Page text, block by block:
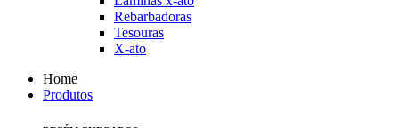
Rebarbadoras
Tesouras
X-ato
Home
Produtos